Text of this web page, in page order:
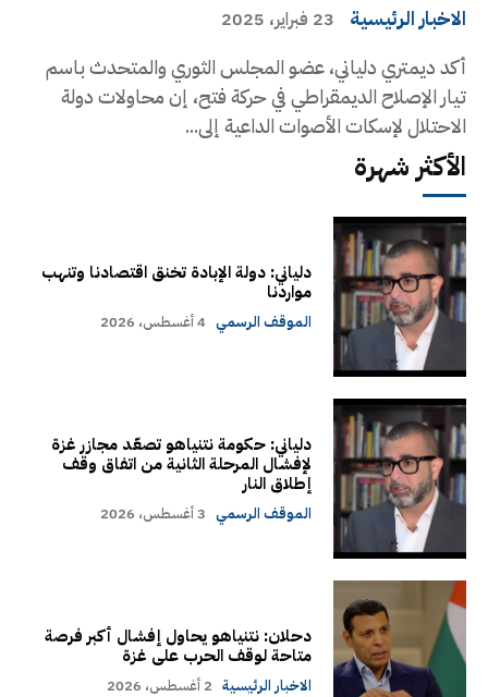
الاخبار الرئيسية 23 فبراير، 2025
أكد ديمتري دلياني، عضو المجلس الثوري والمتحدث باسم
تيار الإصلاح الديمقراطي في حركة فتح، إن محاولات دولة
الاحتلال لإسكات الأصوات الداعية إلى...
الأكثر شهرة
دلياني: دولة الإبادة تخنق اقتصادنا وتنهب
مواردنا
الموقف الرسمي 4 أغسطس، 2026
دلياني: حكومة نتنياهو تصعّد مجازر غزة
لإفشال المرحلة الثانية من اتفاق وقف
إطلاق النار
الموقف الرسمي 3 أغسطس، 2026
دحلان: نتنياهو يحاول إفشال أكبر فرصة
متاحة لوقف الحرب على غزة
الاخبار الرئيسية 2 أغسطس، 2026